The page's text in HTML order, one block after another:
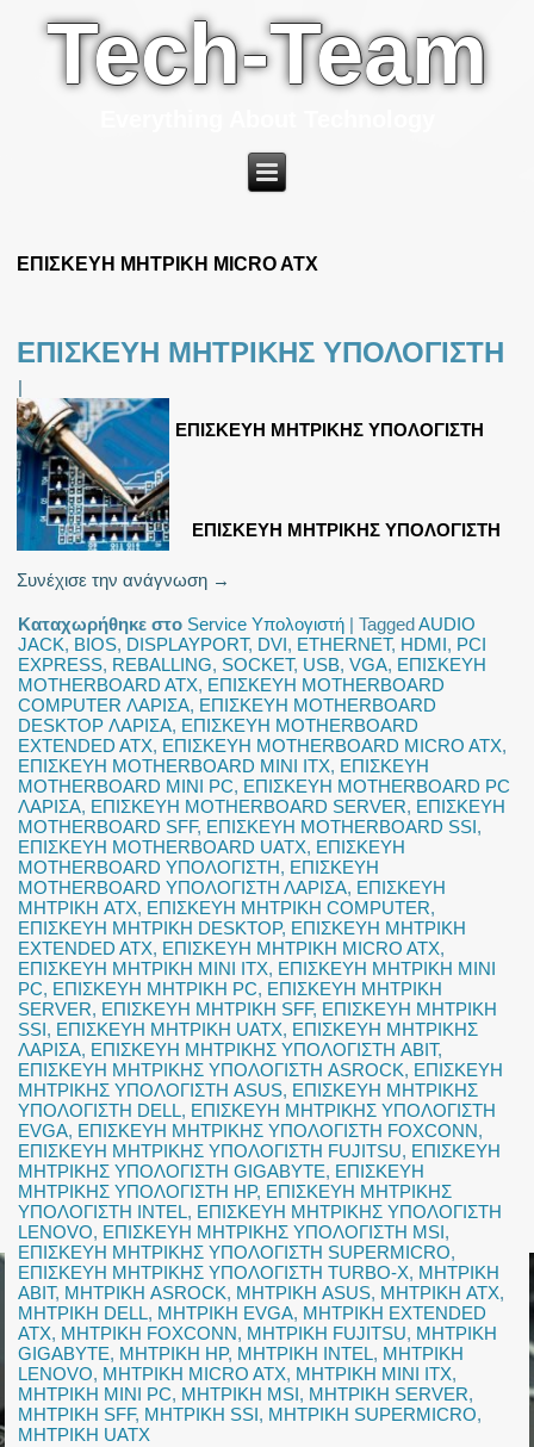
Tech-Team
ΕΠΙΣΚΕΥΗ ΜΗΤΡΙΚΗ MICRO ATX
ΕΠΙΣΚΕΥΗ ΜΗΤΡΙΚΗΣ ΥΠΟΛΟΓΙΣΤΗ
|
ΕΠΙΣΚΕΥΗ ΜΗΤΡΙΚΗΣ ΥΠΟΛΟΓΙΣΤΗ
ΕΠΙΣΚΕΥΗ ΜΗΤΡΙΚΗΣ ΥΠΟΛΟΓΙΣΤΗ
Συνέχισε την ανάγνωση →
Καταχωρήθηκε στο Service Υπολογιστή |Tagged AUDIO
JACK, BIOS, DISPLAYPORT, DVI, ETHERNET, HDMI, PCI
EXPRESS, REBALLING, SOCKET, USB,VGA, ΕΠΙΣΚΕΥΗ
MOTHERBOARD ATX, ΕΠΙΣΚΕΥΗ MOTHERBOARD
COMPUTER ΛΑΡΙΣΑ, ΕΠΙΣΚΕΥΗ MOTHERBOARD
DESKTOP ΛΑΡΙΣΑ, ΕΠΙΣΚΕΥΗ MOTHERBOARD
EXTENDED ATX, ΕΠΙΣΚΕΥΗ MOTHERBOARD MICRO ATX,
ΕΠΙΣΚΕΥΗ MOTHERBOARD MINI ITX, ΕΠΙΣΚΕΥΗ
MOTHERBOARD MINI PC, ΕΠΙΣΚΕΥΗ MOTHERBOARD PC
ΛΑΡΙΣΑ, ΕΠΙΣΚΕΥΗ MOTHERBOARD SERVER, ΕΠΙΣΚΕΥΗ
MOTHERBOARD SFF, ΕΠΙΣΚΕΥΗ MOTHERBOARD SSI,
ΕΠΙΣΚΕΥΗ MOTHERBOARD UATX, ΕΠΙΣΚΕΥΗ
MOTHERBOARD ΥΠΟΛΟΓΙΣΤΗ, ΕΠΙΣΚΕΥΗ
MOTHERBOARD ΥΠΟΛΟΓΙΣΤΗ ΛΑΡΙΣΑ, ΕΠΙΣΚΕΥΗ
ΜΗΤΡΙΚΗ ATX, ΕΠΙΣΚΕΥΗ ΜΗΤΡΙΚΗ COMPUTER,
ΕΠΙΣΚΕΥΗ ΜΗΤΡΙΚΗ DESKTOP, ΕΠΙΣΚΕΥΗ ΜΗΤΡΙΚΗ
EXTENDED ATX, ΕΠΙΣΚΕΥΗ ΜΗΤΡΙΚΗ MICRO ATX,
ΕΠΙΣΚΕΥΗ ΜΗΤΡΙΚΗ MINI ITX, ΕΠΙΣΚΕΥΗ ΜΗΤΡΙΚΗ MINI
PC, ΕΠΙΣΚΕΥΗ ΜΗΤΡΙΚΗ PC, ΕΠΙΣΚΕΥΗ ΜΗΤΡΙΚΗ
SERVER, ΕΠΙΣΚΕΥΗ ΜΗΤΡΙΚΗ SFF, ΕΠΙΣΚΕΥΗ ΜΗΤΡΙΚΗ
SSI, ΕΠΙΣΚΕΥΗ ΜΗΤΡΙΚΗ UATX, ΕΠΙΣΚΕΥΗ ΜΗΤΡΙΚΗΣ
ΛΑΡΙΣΑ, ΕΠΙΣΚΕΥΗ ΜΗΤΡΙΚΗΣ ΥΠΟΛΟΓΙΣΤΗ ABIT,
ΕΠΙΣΚΕΥΗ ΜΗΤΡΙΚΗΣ ΥΠΟΛΟΓΙΣΤΗ ASROCK, ΕΠΙΣΚΕΥΗ
ΜΗΤΡΙΚΗΣ ΥΠΟΛΟΓΙΣΤΗ ASUS, ΕΠΙΣΚΕΥΗ ΜΗΤΡΙΚΗΣ
ΥΠΟΛΟΓΙΣΤΗ DELL, ΕΠΙΣΚΕΥΗ ΜΗΤΡΙΚΗΣ ΥΠΟΛΟΓΙΣΤΗ
EVGA, ΕΠΙΣΚΕΥΗ ΜΗΤΡΙΚΗΣ ΥΠΟΛΟΓΙΣΤΗ FOXCONN,
ΕΠΙΣΚΕΥΗ ΜΗΤΡΙΚΗΣ ΥΠΟΛΟΓΙΣΤΗ FUJITSU, ΕΠΙΣΚΕΥΗ
ΜΗΤΡΙΚΗΣ ΥΠΟΛΟΓΙΣΤΗ GIGABYTE, ΕΠΙΣΚΕΥΗ
ΜΗΤΡΙΚΗΣ ΥΠΟΛΟΓΙΣΤΗ HP, ΕΠΙΣΚΕΥΗ ΜΗΤΡΙΚΗΣ
ΥΠΟΛΟΓΙΣΤΗ INTEL, ΕΠΙΣΚΕΥΗ ΜΗΤΡΙΚΗΣ ΥΠΟΛΟΓΙΣΤΗ
LENOVO, ΕΠΙΣΚΕΥΗ ΜΗΤΡΙΚΗΣ ΥΠΟΛΟΓΙΣΤΗ MSI,
ΕΠΙΣΚΕΥΗ ΜΗΤΡΙΚΗΣ ΥΠΟΛΟΓΙΣΤΗ SUPERMICRO,
ΕΠΙΣΚΕΥΗ ΜΗΤΡΙΚΗΣ ΥΠΟΛΟΓΙΣΤΗ TURBO-X, ΜΗΤΡΙΚΗ
ABIT, ΜΗΤΡΙΚΗ ASROCK, ΜΗΤΡΙΚΗ ASUS, ΜΗΤΡΙΚΗ ATX,
ΜΗΤΡΙΚΗ DELL, ΜΗΤΡΙΚΗ EVGA, ΜΗΤΡΙΚΗ EXTENDED
ATX, ΜΗΤΡΙΚΗ FOXCONN, ΜΗΤΡΙΚΗ FUJITSU, ΜΗΤΡΙΚΗ
GIGABYTE, ΜΗΤΡΙΚΗ HP, ΜΗΤΡΙΚΗ INTEL, ΜΗΤΡΙΚΗ
LENOVO, ΜΗΤΡΙΚΗ MICRO ATX, ΜΗΤΡΙΚΗ MINI ITX,
ΜΗΤΡΙΚΗ MINI PC, ΜΗΤΡΙΚΗ MSI, ΜΗΤΡΙΚΗ SERVER,
ΜΗΤΡΙΚΗ SFF, ΜΗΤΡΙΚΗ SSI, ΜΗΤΡΙΚΗ SUPERMICRO,
ΜΗΤΡΙΚΗ UATX